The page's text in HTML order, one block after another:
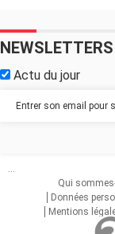
NEWSLETTERS
Actu du jour
...
Qui
Données
Mentions